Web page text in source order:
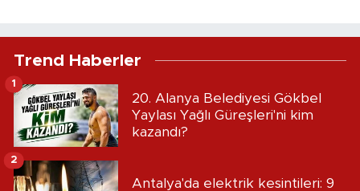
Trend Haberler
20. Alanya Belediyesi Gökbel
Yaylası Yağlı Güreşleri'ni kim
kazandı?
1
Antalya'da elektrik kesintileri: 9
2